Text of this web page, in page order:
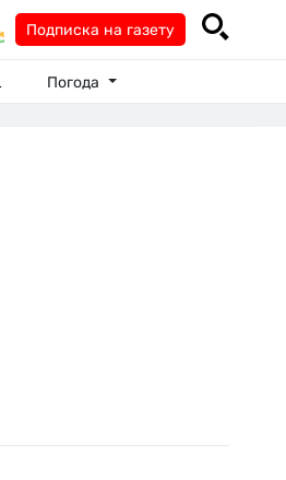
Подписка на газету
Погода